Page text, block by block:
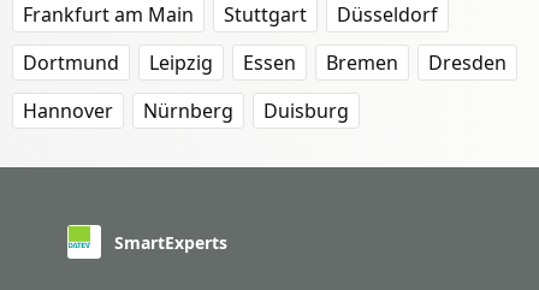
Frankfurt am Main
Stuttgart
Düsseldorf
Dortmund
Leipzig Essen Bremen
Dresden
Hannover
Nürnberg Duisburg
SmartExperts